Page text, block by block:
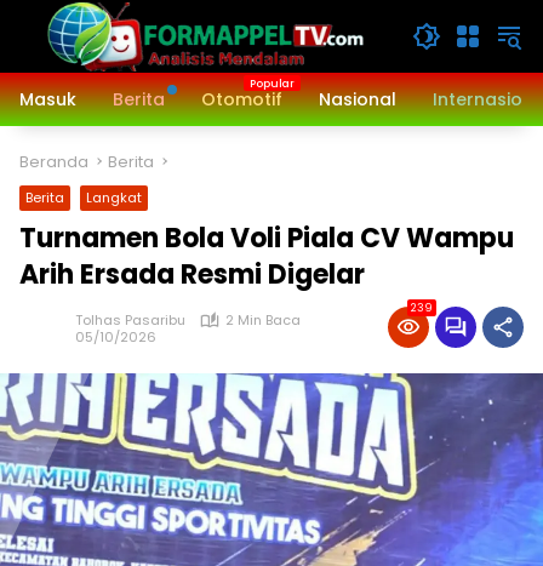
Langsung
konten
Masuk
Berita Otomotif Nasional
Beranda Berita
Berita Langkat
Turnamen Bola Voli Piala CV Wampu
Arih Ersada Resmi Digelar
Tolhas Pasaribu
2 Min Baca
05/10/2026
239